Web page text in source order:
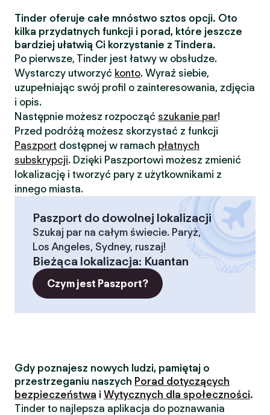
Tinder oferuje całe mnóstwo sztos opcji. Oto
kilka przydatnych funkcji i porad, które jeszcze
bardziej ułatwią Ci korzystanie z Tindera.
Po pierwsze, Tinder jest łatwy w obsłudze.
Wystarczy utworzyć konto. Wyraź siebie,
uzupełniając swój profil o zainteresowania, zdjęcia
i opis.
Następnie możesz rozpocząć szukanie par!
Przed podróżą możesz skorzystać z funkcji
Paszport dostępnej w ramach płatnych
subskrypcji. Dzięki Paszportowi możesz zmienić
lokalizację i tworzyć pary z użytkownikami z
innego miasta.
Paszport do dowolnej lokalizacji
Szukaj par na całym świecie. Paryż,
Los Angeles, Sydney, ruszaj!
Bieżąca lokalizacja: Kuantan
Czym jest Paszport?
Gdy poznajesz nowych ludzi, pamiętaj o
przestrzeganiu naszych Porad dotyczących
bezpieczeństwa i Wytycznych dla społeczności.
Tinder to najlepsza aplikacja do poznawania